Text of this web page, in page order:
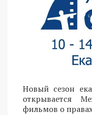
Новый сезон
открывается
фильмов о